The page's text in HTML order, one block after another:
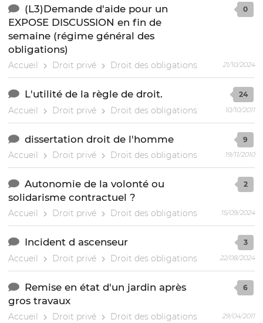
(L3)Demande d'aide pour un
EXPOSE DISCUSSION en fin de
semaine (régime général des
obligations)
Accueil Droit privé Droit des obligations
0
21/10/2024
L'utilité de la règle de droit.
Accueil Droit privé Droit des obligations
24
10/10/2011
dissertation droit de l'homme
Accueil Droit privé Droit des obligations
9
19/11/2010
Autonomie de la volonté ou
solidarisme contractuel ?
Accueil Droit privé Droit des obligations
2
15/09/2024
Incident d ascenseur
Accueil Droit privé Droit des obligations
3
22/08/2024
Remise en état d'un jardin après
gros travaux
Accueil Droit privé Droit des obligations
6
29/04/2011